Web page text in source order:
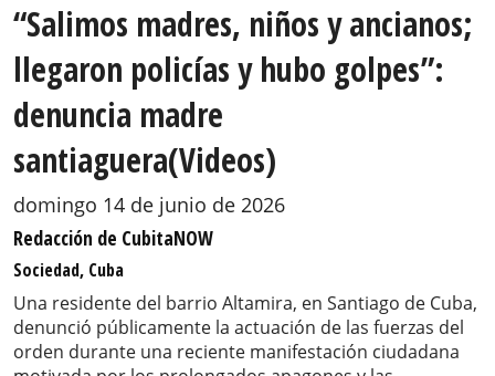
“Salimos madres, niños y ancianos;
llegaron policías y hubo golpes”:
denuncia madre
santiaguera(Videos)
domingo 14 de junio de 2026
Redacción de CubitaNOW
Sociedad, Cuba
Una residente del barrio Altamira, en Santiago de Cuba,
denunció públicamente la actuación de las fuerzas del
orden durante una reciente manifestación ciudadana